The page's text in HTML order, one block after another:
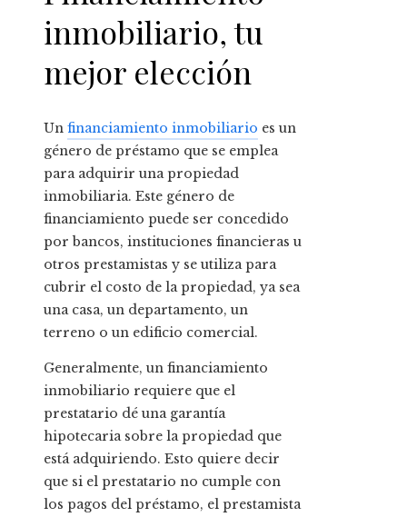
inmobiliario, tu
mejor elección
Un financiamiento inmobiliario es un
género de préstamo que se emplea
para adquirir una propiedad
inmobiliaria. Este género de
financiamiento puede ser concedido
por bancos, instituciones financieras u
otros prestamistas y se utiliza para
cubrir el costo de la propiedad, ya sea
una casa, un departamento, un
terreno o un edificio comercial.
Generalmente, un financiamiento
inmobiliario requiere que el
prestatario dé una garantía
hipotecaria sobre la propiedad que
está adquiriendo. Esto quiere decir
que si el prestatario no cumple con
los pagos del préstamo, el prestamista